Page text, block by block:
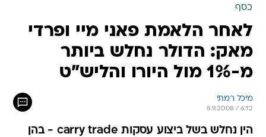
כסף
לאחר הלאמת פאני מיי ופרדי
מאק: הדולר נחלש ביותר
מ-1% מול היורו והליש"ט
מיכל רמתי
8.9.2008 / 6:12
הין נחלש בשל ביצוע עסקות carry trade - בהן